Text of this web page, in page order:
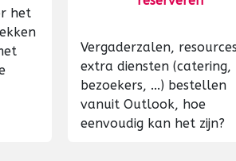
het
Vergaderzalen,
extra diensten (catering,
bezoekers, ...) bestellen
vanuit Outlook, hoe
eenvoudig kan het zijn?